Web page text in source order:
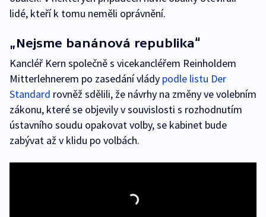
lidé, kteří k tomu neměli oprávnění.
„Nejsme banánová republika“
Kancléř Kern společně s vicekancléřem Reinholdem
Mitterlehnerem po zasedání vlády podle listu Der
Standard rovněž sdělili, že návrhy na změny ve volebním
zákonu, které se objevily v souvislosti s rozhodnutím
ústavního soudu opakovat volby, se kabinet bude
zabývat až v klidu po volbách.